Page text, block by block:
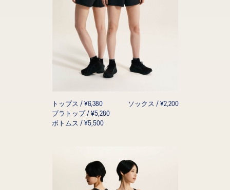
トップス / ¥6,380
ブラトップ / ¥5,280
ボトムス / ¥5,500
ソックス / ¥2,200